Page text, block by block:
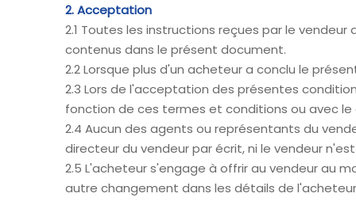
2. Acceptation
2.1 Toutes les instructions reçues par le
contenus dans le présent document.
2.2 Lorsque plus d'un acheteur a conclu le
2.3 Lors de l'acceptation des présentes
fonction de ces termes et conditions ou avec
2.4 Aucun des agents ou représentants du
directeur du vendeur par écrit, ni le vendeur
2.5 L'acheteur s'engage à offrir au vendeur au
autre changement dans les détails de